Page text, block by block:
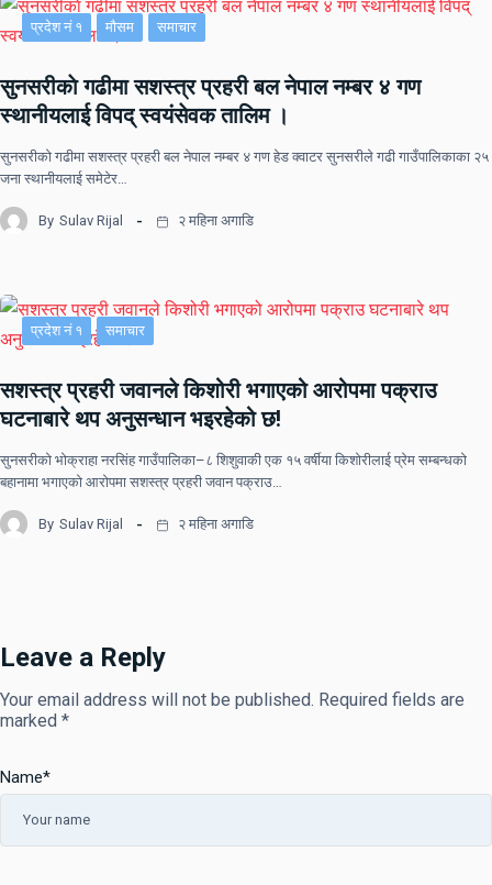
प्रदेश नं १ मौसम समाचार
सुनसरीकाे गढीमा सशस्त्र प्रहरी बल नेपाल नम्बर ४ गण
स्थानीयलाई विपद् स्वयंसेवक तालिम ।
सुनसरीकाे गढीमा सशस्त्र प्रहरी बल नेपाल नम्बर ४ गण हेड क्वाटर सुनसरीले गढी गाउँपालिकाका २५
जना स्थानीयलाई समेटेर…
By Sulav Rijal २ महिना अगाडि
प्रदेश नं १ समाचार
सशस्त्र प्रहरी जवानले किशोरी भगाएको आरोपमा पक्राउ
घटनाबारे थप अनुसन्धान भइरहेको छ!
सुनसरीको भोक्राहा नरसिंह गाउँपालिका–८ शिशुवाकी एक १५ वर्षीया किशोरीलाई प्रेम सम्बन्धको
बहानामा भगाएको आरोपमा सशस्त्र प्रहरी जवान पक्राउ…
By Sulav Rijal २ महिना अगाडि
Leave a Reply
Your email address will not be published. Required fields are
marked *
Name*